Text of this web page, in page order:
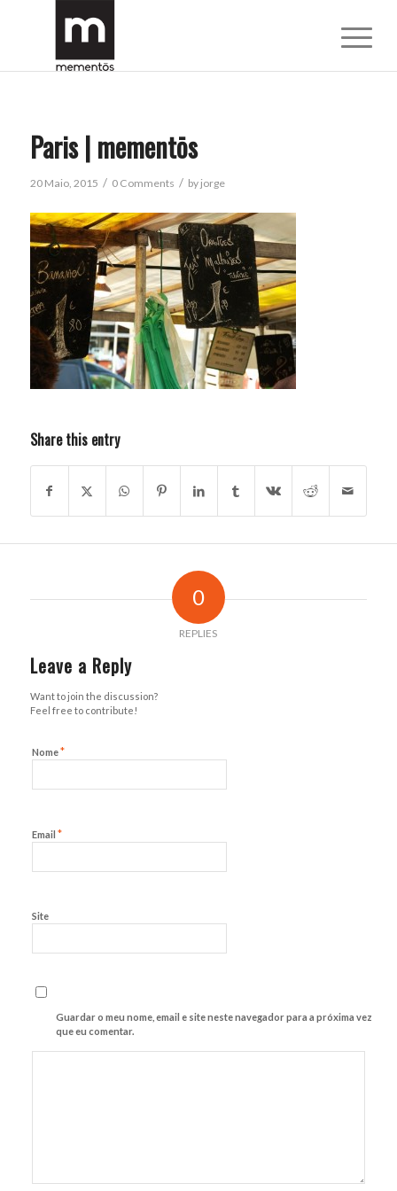
Paris | mementōs
20 Maio, 2015 / 0 Comments / by jorge
Share this entry
0
REPLIES
Leave a Reply
Want to join the discussion?
Feel free to contribute!
Nome*
Email *
Site
Guardar o meu nome, email e site neste navegador para a próxima vez
que eu comentar.